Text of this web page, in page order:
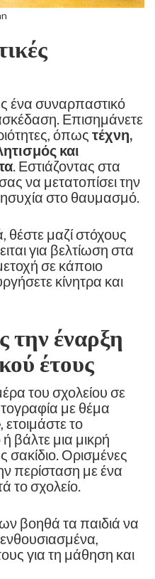
ένα συναρπαστικό
Επισημάνετε
όπως τέχνη,
και
. Εστιάζοντας στα
να μετατοπίσει την
στο θαυμασμό.
θέστε μαζί στόχους
για βελτίωση στα
σε κάποιο
κίνητρα και
την έναρξη
έτους
του σχολείου σε
με θέμα
, ετοιμάστε το
βάλτε μια μικρή
σακίδιο. Ορισμένες
περίσταση με ένα
το σχολείο.
βοηθά τα παιδιά να
για τη μάθηση και